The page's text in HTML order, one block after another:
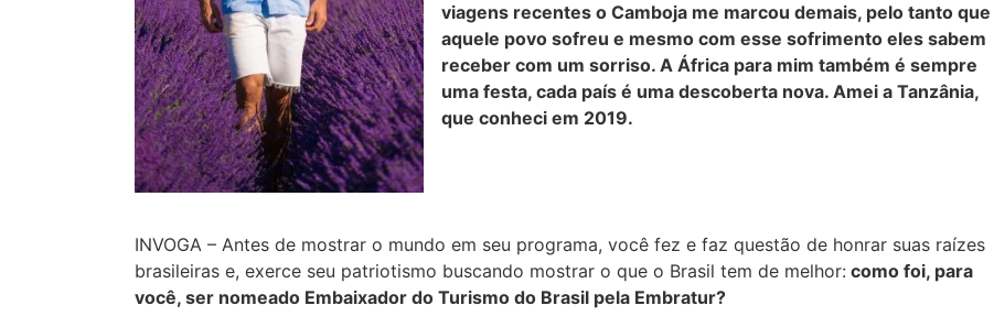
viagens recentes o Camboja me marcou demais, pelo tanto que
aquele povo sofreu e mesmo com esse sofrimento eles sabem
receber com um sorriso. A África para mim também é sempre
uma festa, cada país é uma descoberta nova. Amei a Tanzânia,
que conheci em 2019.
INVOGA – Antes de mostrar o mundo em seu programa, você fez e faz questão de honrar suas raízes
brasileiras e, exerce seu patriotismo buscando mostrar o que o Brasil tem de melhor: como foi, para
você, ser nomeado Embaixador do Turismo do Brasil pela Embratur?